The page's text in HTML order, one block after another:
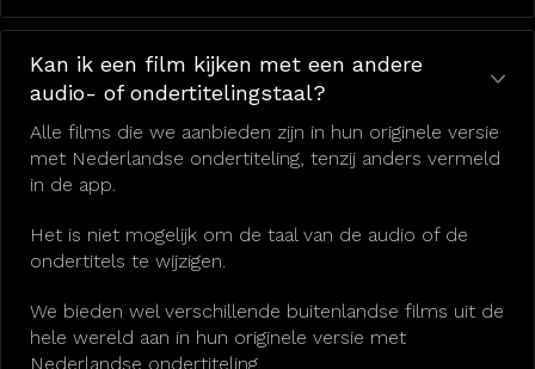
Kan ik een film kijken met een andere
audio- of ondertitelingstaal?
Alle films die we aanbieden zijn in hun originele versie
met Nederlandse ondertiteling, tenzij anders vermeld
in de app.
Het is niet mogelijk om de taal van de audio of de
ondertitels te wijzigen.
We bieden wel verschillende buitenlandse films uit de
hele wereld aan in hun originele versie met
Nederlandse ondertiteling.